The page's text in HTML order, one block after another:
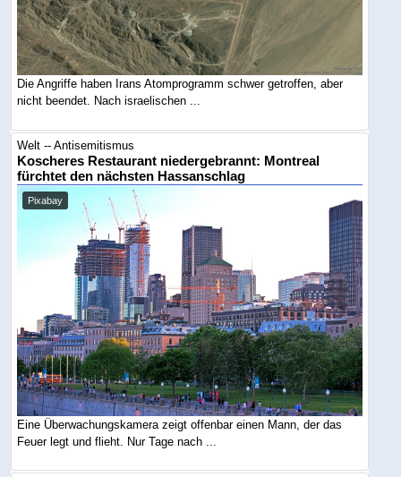
Die Angriffe haben Irans Atomprogramm schwer getroffen, aber
nicht beendet. Nach israelischen ...
Welt -- Antisemitismus
Koscheres Restaurant niedergebrannt: Montreal
fürchtet den nächsten Hassanschlag
Pixabay
Eine Überwachungskamera zeigt offenbar einen Mann, der das
Feuer legt und flieht. Nur Tage nach ...